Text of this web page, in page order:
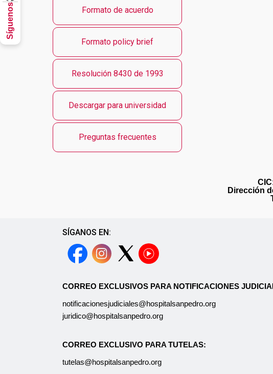
Formato de acuerdo
Formato policy brief
Resolución 8430 de 1993
Descargar para universidad
Preguntas frecuentes
Dirección
SÍGANOS EN:
CORREO EXCLUSIVOS PARA NOTIFICACIONES
notificacionesjudiciales@hospitalsanpedro.org
juridico@hospitalsanpedro.org
CORREO EXCLUSIVO PARA TUTELAS:
tutelas@hospitalsanpedro.org
Síguenos